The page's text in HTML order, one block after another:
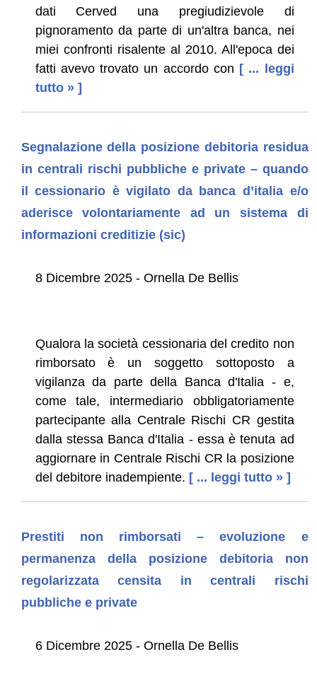
dati Cerved una pregiudizievole di
pignoramento da parte di un'altra banca, nei
miei confronti risalente al 2010. All'epoca dei
fatti avevo trovato un accordo con [ ... leggi
tutto » ]
Segnalazione della posizione debitoria residua
in centrali rischi pubbliche e private – quando
il cessionario è vigilato da banca d’italia e/o
aderisce volontariamente ad un sistema di
informazioni creditizie (sic)
8 Dicembre 2025 - Ornella De Bellis
Qualora la società cessionaria del credito non
rimborsato è un soggetto sottoposto a
vigilanza da parte della Banca d'Italia - e,
come tale, intermediario obbligatoriamente
partecipante alla Centrale Rischi CR gestita
dalla stessa Banca d'Italia - essa è tenuta ad
aggiornare in Centrale Rischi CR la posizione
del debitore inadempiente. [ ... leggi tutto » ]
Prestiti non rimborsati – evoluzione e
permanenza della posizione debitoria non
regolarizzata censita in centrali rischi
pubbliche e private
6 Dicembre 2025 - Ornella De Bellis